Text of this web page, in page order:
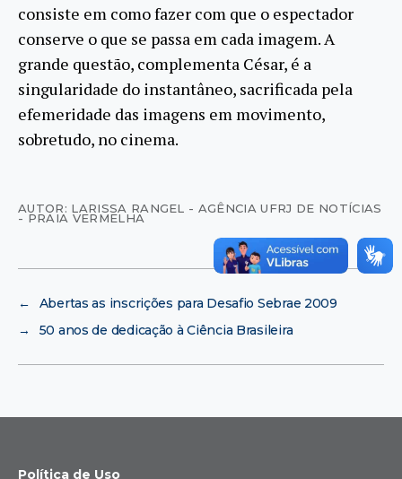
consiste em como fazer com que o espectador
conserve o que se passa em cada imagem. A
grande questão, complementa César, é a
singularidade do instantâneo, sacrificada pela
efemeridade das imagens em movimento,
sobretudo, no cinema.
AUTOR: LARISSA RANGEL - AGÊNCIA UFRJ DE NOTÍCIAS
- PRAIA VERMELHA
←
Abertas as inscrições para Desafio Sebrae 2009
→
50 anos de dedicação à Ciência Brasileira
Política de Uso